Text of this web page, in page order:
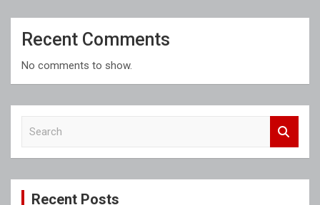
Recent Comments
No comments to show.
c
Recent Posts